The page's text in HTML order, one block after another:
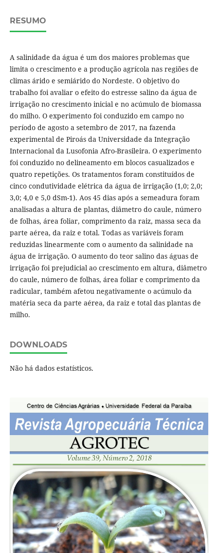
RESUMO
A salinidade da água é um dos maiores problemas que
limita o crescimento e a produção agrícola nas regiões de
climas árido e semiárido do Nordeste. O objetivo do
trabalho foi avaliar o efeito do estresse salino da água de
irrigação no crescimento inicial e no acúmulo de biomassa
do milho. O experimento foi conduzido em campo no
período de agosto a setembro de 2017, na fazenda
experimental de Piroás da Universidade da Integração
Internacional da Lusofonia Afro-Brasileira. O experimento
foi conduzido no delineamento em blocos casualizados e
quatro repetições. Os tratamentos foram constituídos de
cinco condutividade elétrica da água de irrigação (1,0; 2,0;
3,0; 4,0 e 5,0 dSm-1). Aos 45 dias após a semeadura foram
analisadas a altura de plantas, diâmetro do caule, número
de folhas, área foliar, comprimento da raiz, massa seca da
parte aérea, da raiz e total. Todas as variáveis foram
reduzidas linearmente com o aumento da salinidade na
água de irrigação. O aumento do teor salino das águas de
irrigação foi prejudicial ao crescimento em altura, diâmetro
do caule, número de folhas, área foliar e comprimento da
radicular, também afetou negativamente o acúmulo da
matéria seca da parte aérea, da raiz e total das plantas de
milho.
DOWNLOADS
Não há dados estatísticos.